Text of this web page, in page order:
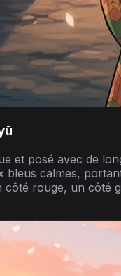
et posé avec de
bleus calmes,
rouge, un côté